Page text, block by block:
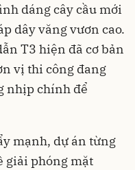
dáng cây cầu mới
dây văng vươn cao.
T3 hiện đã cơ bản
vị thi công đang
nhịp chính để
mạnh, dự án từng
giải phóng mặt